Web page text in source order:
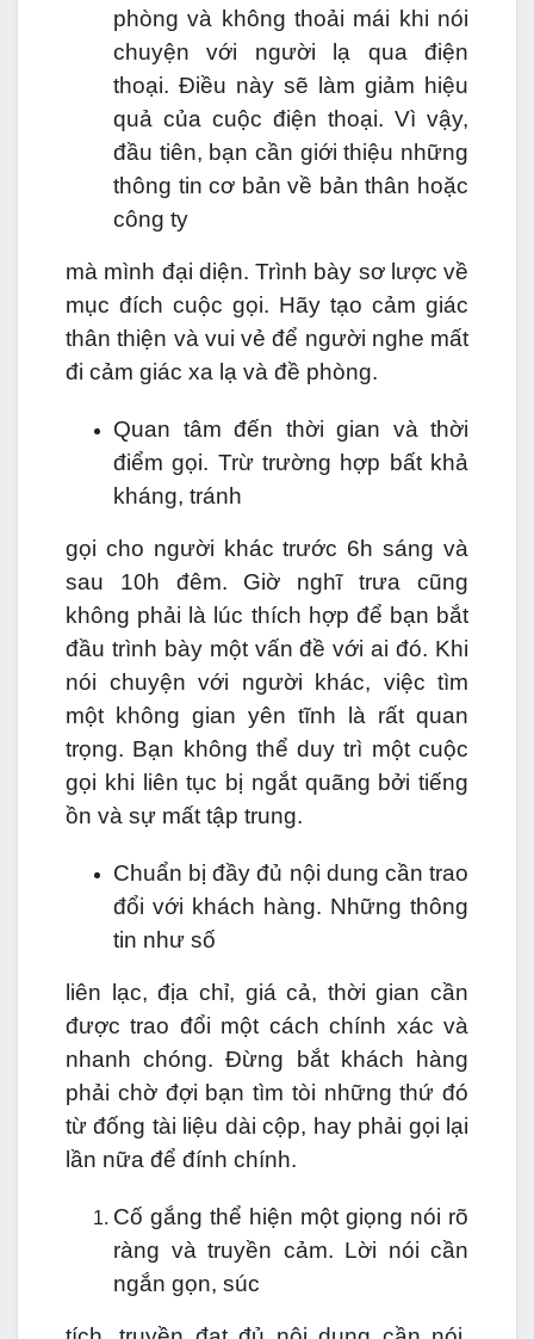
phòng và không thoải mái khi nói
chuyện với người lạ qua điện
thoại. Điều này sẽ làm giảm hiệu
quả của cuộc điện thoại. Vì vậy,
đầu tiên, bạn cần giới thiệu những
thông tin cơ bản về bản thân hoặc
công ty
mà mình đại diện. Trình bày sơ lược về
mục đích cuộc gọi. Hãy tạo cảm giác
thân thiện và vui vẻ để người nghe mất
đi cảm giác xa lạ và đề phòng.
Quan tâm đến thời gian và thời
điểm gọi. Trừ trường hợp bất khả
kháng, tránh
gọi cho người khác trước 6h sáng và
sau 10h đêm. Giờ nghĩ trưa cũng
không phải là lúc thích hợp để bạn bắt
đầu trình bày một vấn đề với ai đó. Khi
nói chuyện với người khác, việc tìm
một không gian yên tĩnh là rất quan
trọng. Bạn không thể duy trì một cuộc
gọi khi liên tục bị ngắt quãng bởi tiếng
ồn và sự mất tập trung.
Chuẩn bị đầy đủ nội dung cần trao
đổi với khách hàng. Những thông
tin như số
liên lạc, địa chỉ, giá cả, thời gian cần
được trao đổi một cách chính xác và
nhanh chóng. Đừng bắt khách hàng
phải chờ đợi bạn tìm tòi những thứ đó
từ đống tài liệu dài cộp, hay phải gọi lại
lần nữa để đính chính.
Cố gắng thể hiện một giọng nói rõ
ràng và truyền cảm. Lời nói cần
ngắn gọn, súc